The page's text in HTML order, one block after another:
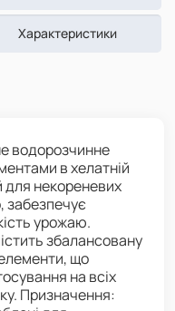
Характеристики
водорозчинне
в хелатній
некореневих
забезпечує
урожаю.
збалансовану
що
на всіх
Призначення: